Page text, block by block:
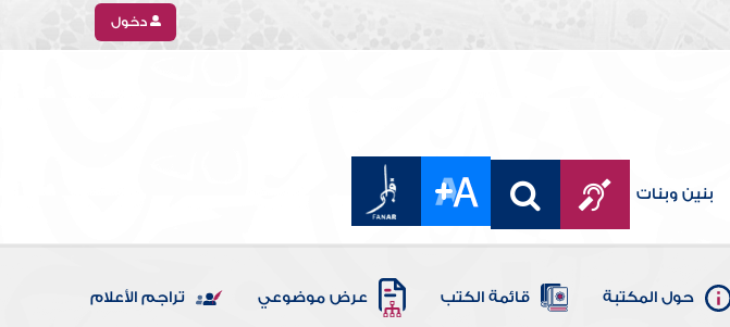
دخول
بنين وبنات
حول المكتبة قائمة الكتب عرض موضوعي تراجم الأعلام